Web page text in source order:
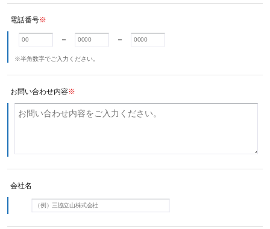
電話番号※
－ －
※半角数字でご入力ください。
お問い合わせ内容※
会社名